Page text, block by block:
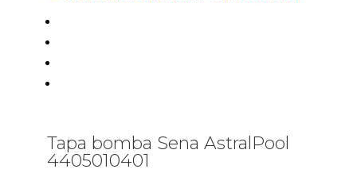
Tapa bomba Sena AstralPool
4405010401